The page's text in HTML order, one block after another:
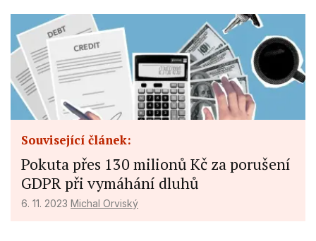
Související článek:
Pokuta přes 130 milionů Kč za porušení
GDPR při vymáhání dluhů
6. 11. 2023 Michal Orviský